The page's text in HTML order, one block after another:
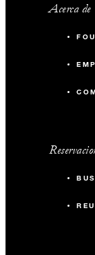
Acerca de